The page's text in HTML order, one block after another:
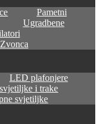
Pametni
Ugradbene
Zvonca
LED plafonjere
i trake
svjetiljke